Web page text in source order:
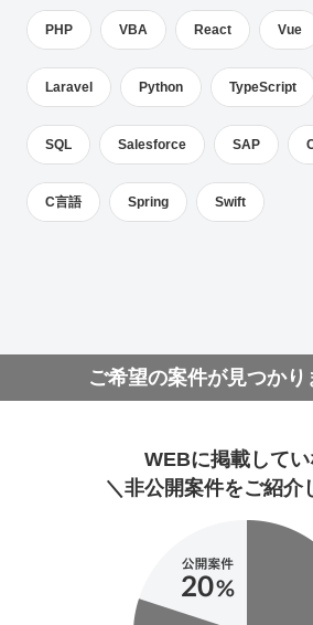
PHP VBA React Vue
Laravel Python TypeScript
SQL Salesforce SAP
C言語 Spring Swift
ご希望の案件が見つかり
WEBに掲載して
＼非公開案件をご紹介